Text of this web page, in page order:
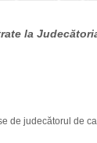
la
de judecătorul de